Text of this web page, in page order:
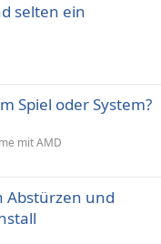
selten ein
Spiel oder System?
mit AMD
Abstürzen und